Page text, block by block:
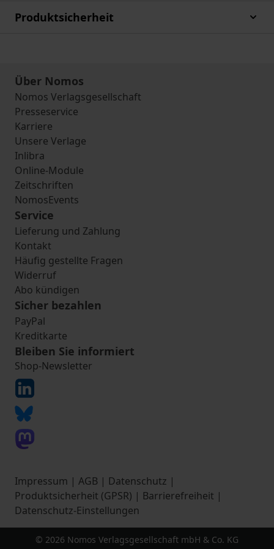
Produktsicherheit
Über Nomos
Nomos Verlagsgesellschaft
Presseservice
Karriere
Unsere Verlage
Inlibra
Online-Module
Zeitschriften
NomosEvents
Service
Lieferung und Zahlung
Kontakt
Häufig gestellte Fragen
Widerruf
Abo kündigen
Sicher bezahlen
PayPal
Kreditkarte
Bleiben Sie informiert
Shop-Newsletter
Impressum | AGB | Datenschutz |
Produktsicherheit (GPSR) | Barrierefreiheit |
Datenschutz-Einstellungen
© 2026 Nomos Verlagsgesellschaft mbH & Co. KG